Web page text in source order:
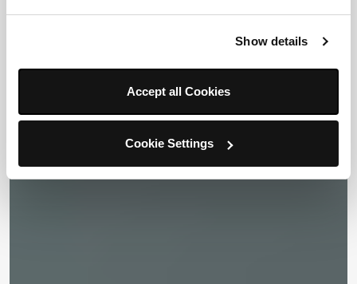
Show details
Accept all Cookies
Cookie Settings